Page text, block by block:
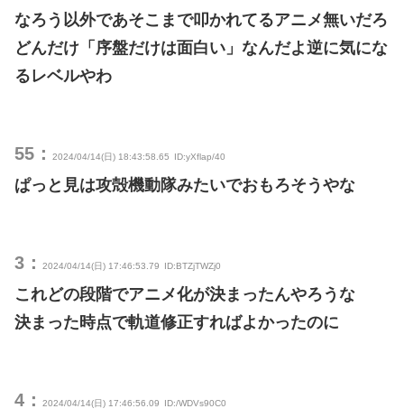
なろう以外であそこまで叩かれてるアニメ無いだろ
どんだけ「序盤だけは面白い」なんだよ逆に気にな
るレベルやわ
55： 2024/04/14(日) 18:43:58.65 ID:yXflap/40
ぱっと見は攻殻機動隊みたいでおもろそうやな
3： 2024/04/14(日) 17:46:53.79 ID:BTZjTWZj0
これどの段階でアニメ化が決まったんやろうな
決まった時点で軌道修正すればよかったのに
4： 2024/04/14(日) 17:46:56.09 ID:/WDVs90C0